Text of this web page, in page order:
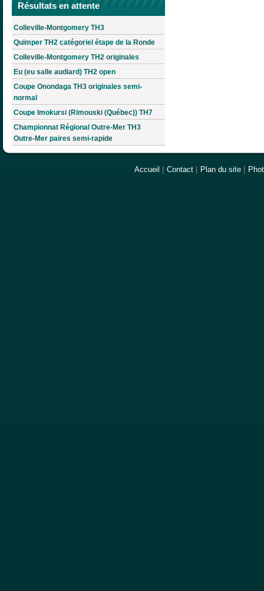
Résultats en attente
Colleville-Montgomery TH3
Quimper TH2 catégoriel étape de la Ronde
Colleville-Montgomery TH2 originales
Eu (eu salle audiard) TH2 open
Coupe Onondaga TH3 originales semi-
normal
Coupe Imokursi (Rimouski (Québec)) TH7
Championnat Régional Outre-Mer TH3
Outre-Mer paires semi-rapide
Accueil Contact Plan du site